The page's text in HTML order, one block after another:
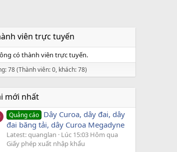
viên trực tuyến
có thành viên trực tuyến.
78 (Thành viên: 0, khách: 78)
mới nhất
Quảng cáo Dây Curoa, dây đai, dây
đai băng tải, dây Curoa Megadyne
Latest: quanglan
Lúc 15:03 Hôm qua
Giấy phép xuất nhập khẩu